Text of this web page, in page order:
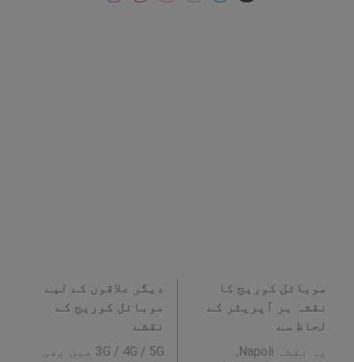
موبائل کوریج کا
نقشہ ہر آپریٹر کے
لحاظ سے
یہ نقشہ Napoli,
دیگر علاقوں کے لیے
موبائل کوریج کے
نقشے
3G / 4G / 5G میں بھی